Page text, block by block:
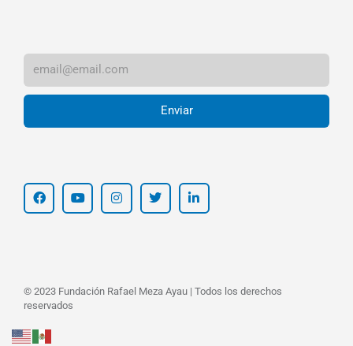
Enviar
© 2023 Fundación Rafael Meza Ayau | Todos los derechos
reservados